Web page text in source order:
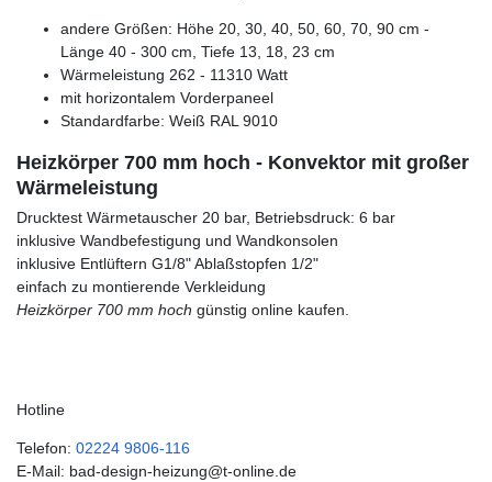
andere Größen: Höhe 20, 30, 40, 50, 60, 70, 90 cm -
Länge 40 - 300 cm, Tiefe 13, 18, 23 cm
Wärmeleistung 262 - 11310 Watt
mit horizontalem Vorderpaneel
Standardfarbe: Weiß RAL 9010
Heizkörper 700 mm hoch - Konvektor mit großer
Wärmeleistung
Drucktest Wärmetauscher 20 bar, Betriebsdruck: 6 bar
inklusive Wandbefestigung und Wandkonsolen
inklusive Entlüftern G1/8" Ablaßstopfen 1/2"
einfach zu montierende Verkleidung
Heizkörper 700 mm hoch günstig online kaufen.
Hotline
Telefon: 02224 9806-116
E-Mail: bad-design-heizung@t-online.de